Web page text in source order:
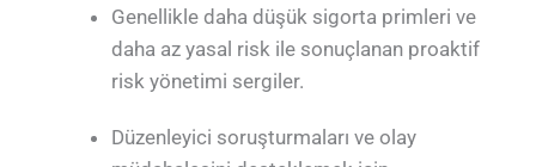
Genellikle daha düşük sigorta primleri ve
daha az yasal risk ile sonuçlanan proaktif
risk yönetimi sergiler.
Düzenleyici soruşturmaları ve olay